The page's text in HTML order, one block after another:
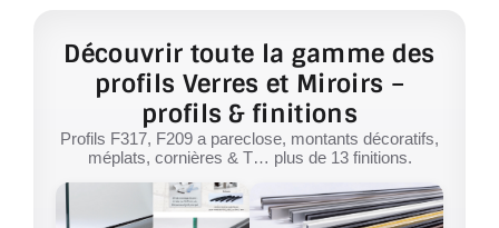
Découvrir toute la gamme des
profils Verres et Miroirs –
profils & finitions
Profils F317, F209 a pareclose, montants décoratifs,
méplats, cornières & T… plus de 13 finitions.